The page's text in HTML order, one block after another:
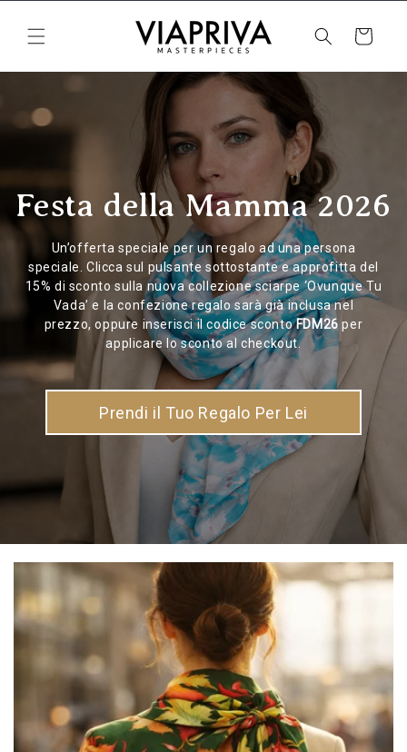
ai contenuti
Carrello
Festa della Mamma 2026
Un’offerta speciale per un regalo ad una persona
speciale. Clicca sul pulsante sottostante e approfitta del
15% di sconto sulla nuova collezione sciarpe ‘Ovunque Tu
Vada’ e la confezione regalo sarà già inclusa nel
prezzo, oppure inserisci il codice scontoFDM26 per
applicare lo sconto al checkout.
Prendi il Tuo Regalo Per Lei